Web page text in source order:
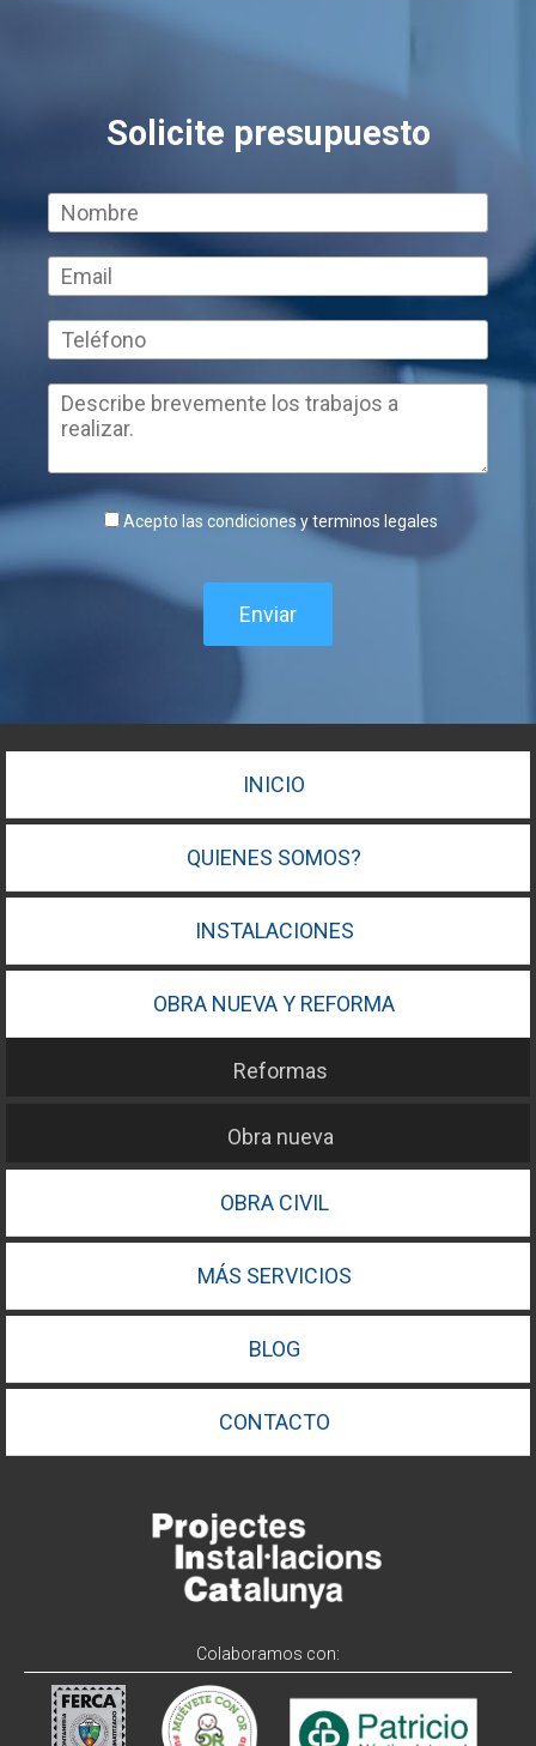
Solicite presupuesto
Acepto las condiciones y terminos legales
Enviar
INICIO
QUIENES SOMOS?
INSTALACIONES
OBRA NUEVA Y REFORMA
Reformas
Obra nueva
OBRA CIVIL
MÁS SERVICIOS
BLOG
CONTACTO
Colaboramos con: